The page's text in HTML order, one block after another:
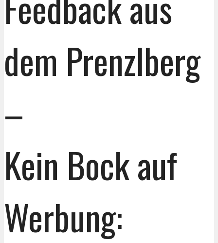
dem Prenzlberg
–
Kein Bock auf
Werbung: